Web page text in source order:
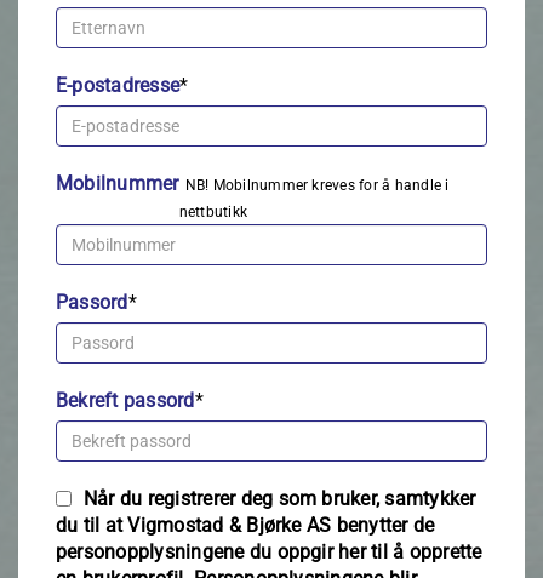
E-postadresse*
Mobilnummer NB! Mobilnummer kreves for å handle i
nettbutikk
Passord*
Bekreft passord*
Når du registrerer deg som bruker, samtykker
du til at Vigmostad & Bjørke AS benytter de
personopplysningene du oppgir her til å opprette